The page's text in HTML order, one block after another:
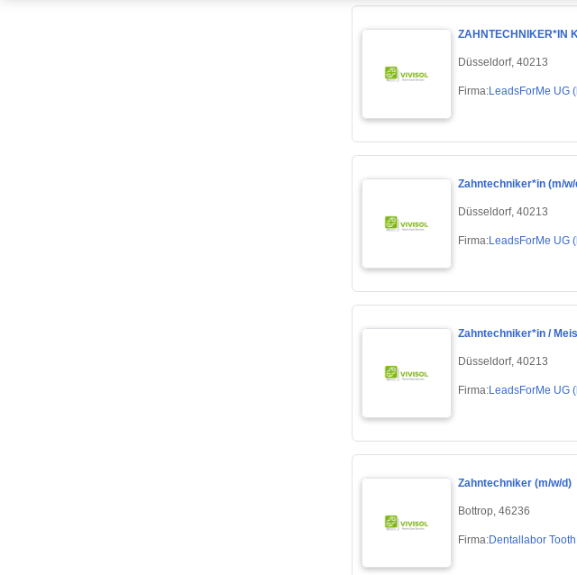
ZAHNTECHNIKER*IN
Düsseldorf, 40213
Firma:LeadsForMe UG
Zahntechniker*in (m/
Düsseldorf, 40213
Firma:LeadsForMe UG
Zahntechniker*in /
Düsseldorf, 40213
Firma:LeadsForMe UG
Zahntechniker (m/w/d)
Bottrop, 46236
Firma:Dentallabor